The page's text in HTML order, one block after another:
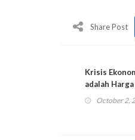
Share Post
Krisis
adalah
October 2,